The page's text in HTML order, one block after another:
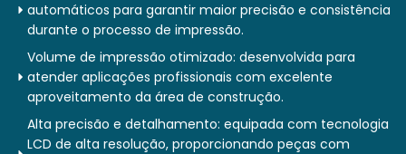
automáticos para garantir maior precisão e consistência
durante o processo de impressão.
Volume de impressão otimizado: desenvolvida para
atender aplicações profissionais com excelente
aproveitamento da área de construção.
Alta precisão e detalhamento: equipada com tecnologia
LCD de alta resolução, proporcionando peças com